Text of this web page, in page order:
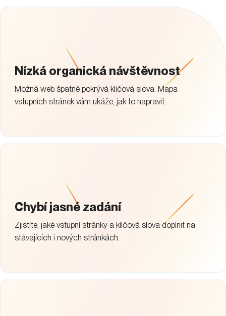
Nízká organická návštěvnost
Možná web špatně pokrývá klíčová slova. Mapa
vstupních stránek vám ukáže, jak to napravit.
Chybí jasné zadání
Zjistíte, jaké vstupní stránky a klíčová slova doplnit na
stávajících i nových stránkách.